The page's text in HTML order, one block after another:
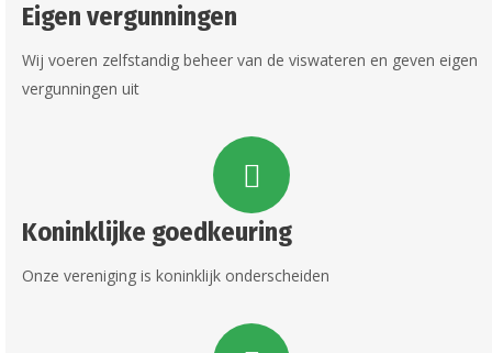
Eigen vergunningen
Wij voeren zelfstandig beheer van de viswateren en geven eigen
vergunningen uit
Koninklijke goedkeuring
Onze vereniging is koninklijk onderscheiden